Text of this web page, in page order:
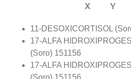
X Y
11-DESOXICORTISOL
17-ALFA
(Soro) 151156
17-ALFA